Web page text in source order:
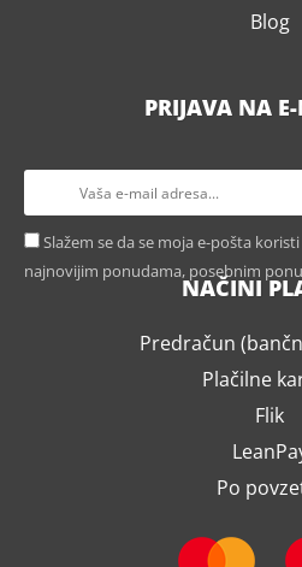
Blog
PRIJAVA NA
Slažem se da se moja e-pošta
najnovijim ponudama, posebnim
NAČINI
Predračun
Plačilne
Flik
Po